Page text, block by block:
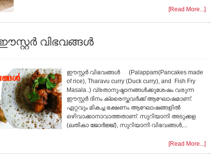
[Read More...]
ഈസ്റ്റര്‍ വിഭവങ്ങള്‍
ഈസ്റ്റര്‍ വിഭവങ്ങള്‍ (Palappam(Pancakes made
of rice), Tharavu curry (Duck curry), and Fish Fry
Masala..) വ്രതാനുഷ്ഠാനങ്ങള്‍ക്കുശേഷം വരുന്ന
ഈസ്റ്റര്‍ ദിനം ക്രൈസ്തവര്‍ക്ക് ആഘോഷമാണ്.
ഏറ്റവും മികച്ച ഭക്ഷണം ആഘോഷങ്ങളില്‍
ഒഴിവാക്കാനാവാത്തതാണ്. സുറിയാനി അടുക്കള
(ലതികാ ജോര്‍ജ്ജ്), സുറിയാനി വിഭവങ്ങള്‍,...
[Read More...]